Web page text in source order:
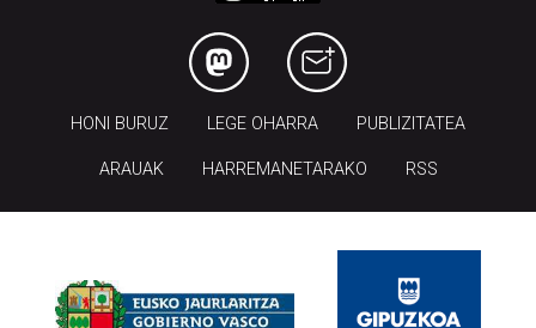
HONI BURUZ LEGE OHARRA PUBLIZITATEA
ARAUAK HARREMANETARAKO RSS